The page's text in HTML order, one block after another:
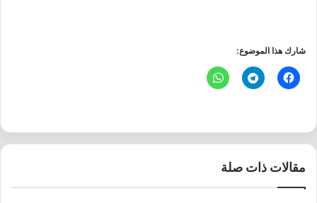
شارك هذا الموضوع:
مقالات ذات صلة